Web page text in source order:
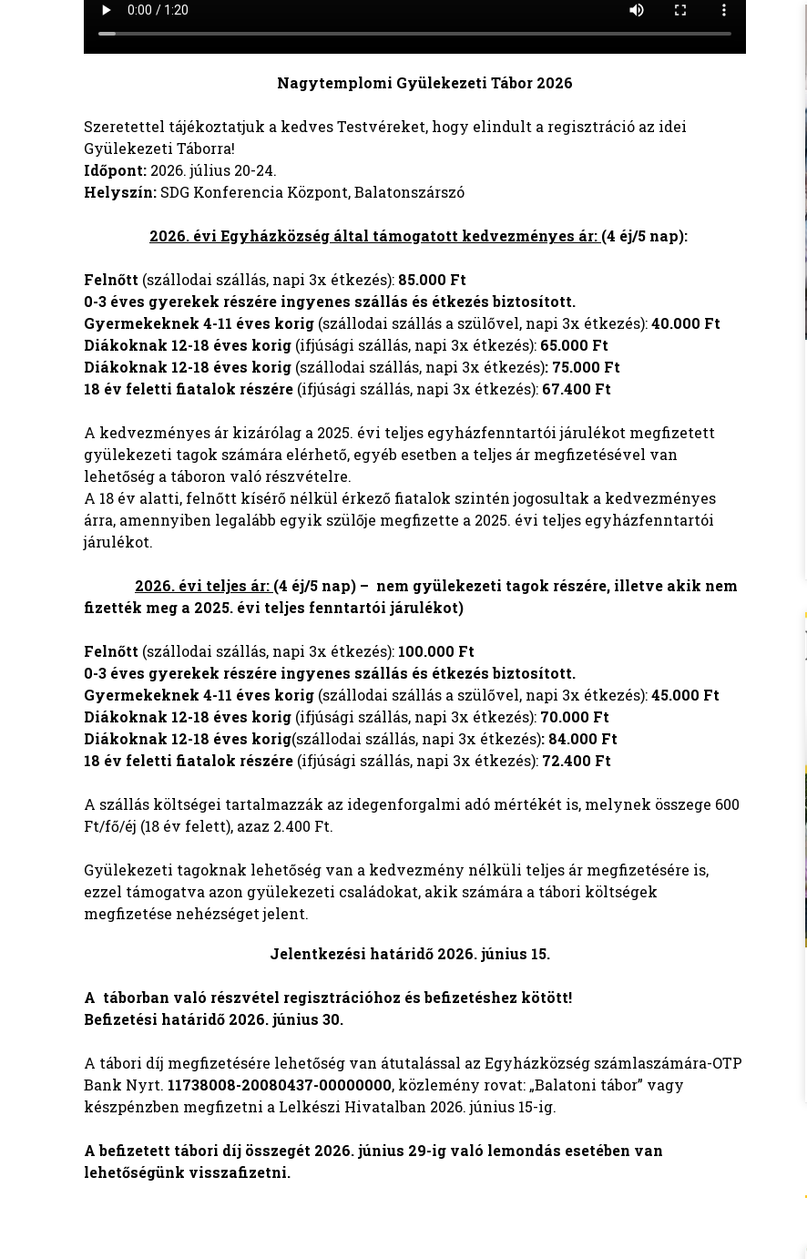
Nagytemplomi Gyülekezeti Tábor 2026
Szeretettel tájékoztatjuk a kedves Testvéreket, hogy elindult a regisztráció az idei
Gyülekezeti Táborra!
Időpont: 2026. július 20-24.
Helyszín: SDG Konferencia Központ, Balatonszárszó
2026. évi Egyházközség által támogatott kedvezményes ár: (4 éj/5 nap):
Felnőtt (szállodai szállás, napi 3x étkezés): 85.000 Ft
0-3 éves gyerekek részére ingyenes szállás és étkezés biztosított.
Gyermekeknek 4-11 éves korig (szállodai szállás a szülővel, napi 3x étkezés):40.000 Ft
Diákoknak 12-18 éves korig (ifjúsági szállás, napi 3x étkezés): 65.000 Ft
Diákoknak 12-18 éves korig (szállodai szállás, napi 3x étkezés): 75.000 Ft
18 év feletti fiatalok részére (ifjúsági szállás, napi 3x étkezés): 67.400 Ft
A kedvezményes ár kizárólag a 2025. évi teljes egyházfenntartói járulékot megfizetett
gyülekezeti tagok számára elérhető, egyéb esetben a teljes ár megfizetésével van
lehetőség a táboron való részvételre.
A 18 év alatti, felnőtt kísérő nélkül érkező fiatalok szintén jogosultak a kedvezményes
árra, amennyiben legalább egyik szülője megfizette a 2025. évi teljes egyházfenntartói
járulékot.
2026. évi teljes ár: (4 éj/5 nap) – nem gyülekezeti tagok részére, illetve akik nem
fizették meg a 2025. évi teljes fenntartói járulékot)
Felnőtt (szállodai szállás, napi 3x étkezés): 100.000 Ft
0-3 éves gyerekek részére ingyenes szállás és étkezés biztosított.
Gyermekeknek 4-11 éves korig (szállodai szállás a szülővel, napi 3x étkezés):45.000 Ft
Diákoknak 12-18 éves korig (ifjúsági szállás, napi 3x étkezés): 70.000 Ft
Diákoknak 12-18 éves korig(szállodai szállás, napi 3x étkezés): 84.000 Ft
18 év feletti fiatalok részére (ifjúsági szállás, napi 3x étkezés): 72.400 Ft
A szállás költségei tartalmazzák az idegenforgalmi adó mértékét is, melynek összege 600
Ft/fő/éj (18 év felett), azaz 2.400 Ft.
Gyülekezeti tagoknak lehetőség van a kedvezmény nélküli teljes ár megfizetésére is,
ezzel támogatva azon gyülekezeti családokat, akik számára a tábori költségek
megfizetése nehézséget jelent.
Jelentkezési határidő 2026. június 15.
A táborban való részvétel regisztrációhoz és befizetéshez kötött!
Befizetési határidő 2026. június 30.
A tábori díj megfizetésére lehetőség van átutalással az Egyházközség számlaszámára-OTP
Bank Nyrt. 11738008-20080437-00000000, közlemény rovat: „Balatoni tábor” vagy
készpénzben megfizetni a Lelkészi Hivatalban 2026. június 15-ig.
A befizetett tábori díj összegét 2026. június 29-ig való lemondás esetében van
lehetőségünk visszafizetni.